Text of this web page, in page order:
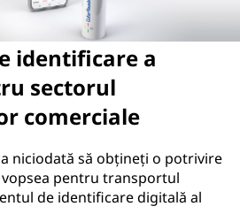
identificare a
sectorul
comerciale
niciodată să obțineți o potrivire
pentru transportul
de identificare digitală al